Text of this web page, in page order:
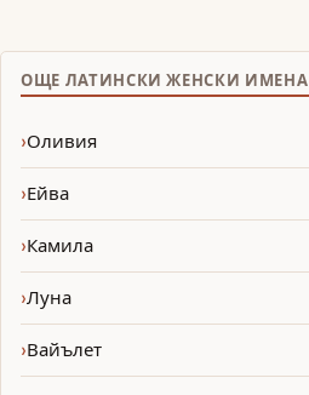
ОЩЕ ЛАТИНСКИ ЖЕНСКИ ИМЕНА
Оливия
Ейва
Камила
Луна
Вайълет